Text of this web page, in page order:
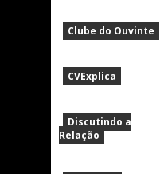
Clube do Ouvinte
CVExplica
Discutindo a
Relação